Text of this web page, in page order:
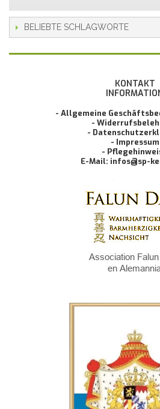
BELIEBTE SCHLAGWORTE
KONTAKT
- Allgemeine
-
-
- Impressum
-
E-Mail: infos@sp-